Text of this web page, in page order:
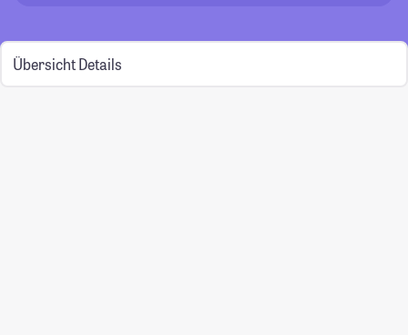
Übersicht Details